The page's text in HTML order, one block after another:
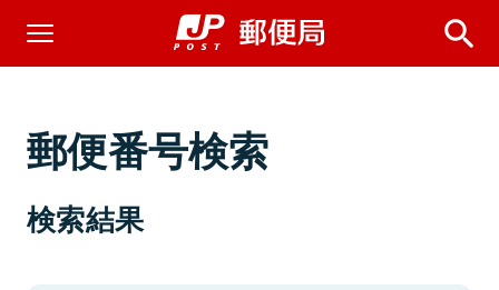
郵便番号検索
検索結果